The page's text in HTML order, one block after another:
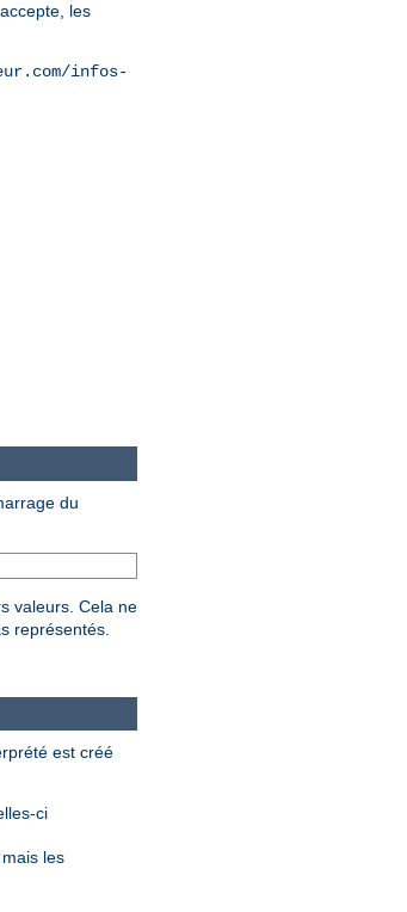
les
infos-
du
valeurs. Cela ne
représentés.
est créé
ci
les